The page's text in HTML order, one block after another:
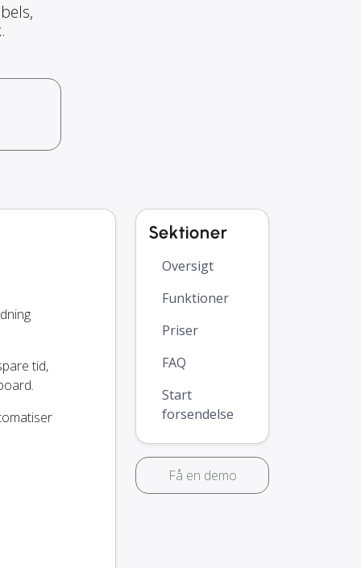
tid,
Sektioner
Oversigt
Funktioner
Priser
FAQ
Start
forsendelse
Få en demo